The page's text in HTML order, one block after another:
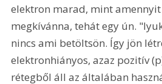
elektron marad, mint amennyit
megkívánna, tehát egy ún.
nincs ami betöltsön. Így jön
elektronhiányos, azaz pozitív
rétegből áll az általában